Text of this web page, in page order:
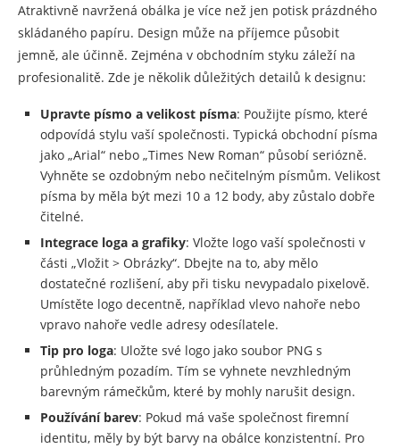
Atraktivně navržená obálka je více než jen potisk prázdného
skládaného papíru. Design může na příjemce působit
jemně, ale účinně. Zejména v obchodním styku záleží na
profesionalitě. Zde je několik důležitých detailů k designu:
Upravte písmo a velikost písma: Použijte písmo, které
odpovídá stylu vaší společnosti. Typická obchodní písma
jako „Arial“ nebo „Times New Roman“ působí seriózně.
Vyhněte se ozdobným nebo nečitelným písmům. Velikost
písma by měla být mezi 10 a 12 body, aby zůstalo dobře
čitelné.
Integrace loga a grafiky: Vložte logo vaší společnosti v
části „Vložit > Obrázky“. Dbejte na to, aby mělo
dostatečné rozlišení, aby při tisku nevypadalo pixelově.
Umístěte logo decentně, například vlevo nahoře nebo
vpravo nahoře vedle adresy odesílatele.
Tip pro loga: Uložte své logo jako soubor PNG s
průhledným pozadím. Tím se vyhnete nevzhledným
barevným rámečkům, které by mohly narušit design.
Používání barev: Pokud má vaše společnost firemní
identitu, měly by být barvy na obálce konzistentní. Pro